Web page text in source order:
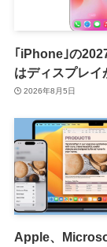
｢iPhone｣の
はディスプレイ
2026年8月5日
Apple、